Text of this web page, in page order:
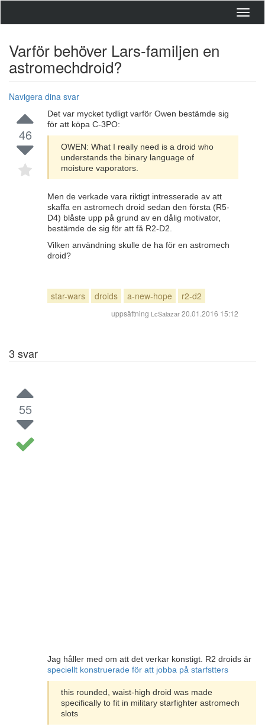
Varför behöver Lars-familjen en
astromechdroid?
Navigera dina svar
46
Det var mycket tydligt varför Owen bestämde sig
för att köpa C-3PO:
OWEN: What I really need is a droid who
understands the binary language of
moisture vaporators.
Men de verkade vara riktigt intresserade av att
skaffa en astromech droid sedan den första (R5-
D4) blåste upp på grund av en dålig motivator,
bestämde de sig för att få R2-D2.
Vilken användning skulle de ha för en astromech
droid?
star-wars droids a-new-hope r2-d2
uppsättning LcSalazar20.01.2016 15:12
3 svar
55
Jag håller med om att det verkar konstigt. R2 droids är
speciellt konstruerade för att jobba på starfstters
this rounded, waist-high droid was made
specifically to fit in military starfighter astromech
slots